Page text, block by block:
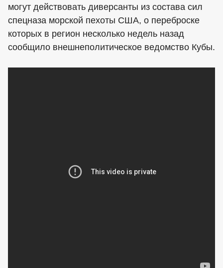
могут действовать диверсанты из состава сил
спецназа морской пехоты США, о переброске
которых в регион несколько недель назад
сообщило внешнеполитическое ведомство Кубы.